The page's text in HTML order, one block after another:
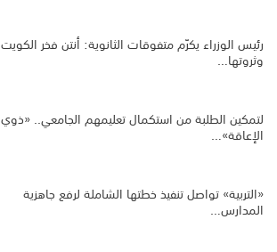
رئيس الوزراء يكرّم متفوقات الثانوية: أنتن فخر الكويت
وثروتها…
لتمكين الطلبة من استكمال تعليمهم الجامعي.. «ذوي
الإعاقة»…
«التربية» تواصل تنفيذ خطتها الشاملة لرفع جاهزية
المدارس…